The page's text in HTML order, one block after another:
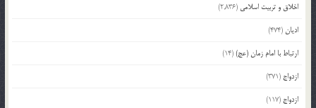
اخلاق و تربیت اسلامی (2,836)
ادیان(474)
ارتباط با امام زمان (عج)(14)
ازدواج (371)
ازدواج (117)